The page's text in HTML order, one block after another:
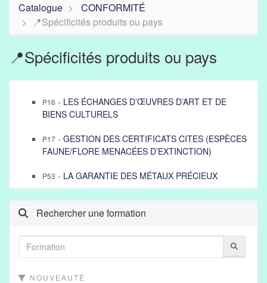
Catalogue
CONFORMITÉ
📍Spécificités produits ou pays
📍Spécificités produits ou pays
P16 - LES ÉCHANGES D’ŒUVRES D’ART ET DE
BIENS CULTURELS
P17 - GESTION DES CERTIFICATS CITES (ESPÈCES
FAUNE/FLORE MENACÉES D’EXTINCTION)
P53 - LA GARANTIE DES MÉTAUX PRÉCIEUX
Rechercher une formation
NOUVEAUTÉ